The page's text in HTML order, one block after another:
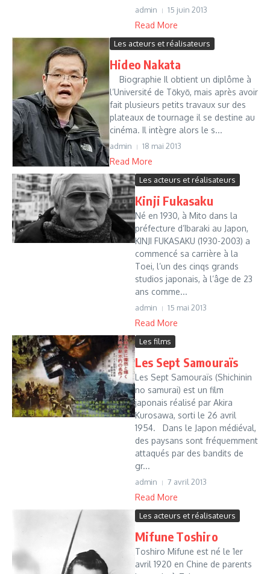
admin 15 juin 2013
Read More
Les acteurs et réalisateurs
Hideo Nakata
Biographie Il obtient un diplôme à
l’Université de Tōkyō, mais après avoir
fait plusieurs petits travaux sur des
plateaux de tournage il se destine au
cinéma. Il intègre alors le s...
admin 18 mai 2013
Read More
Les acteurs et réalisateurs
Kinji Fukasaku
Né en 1930, à Mito dans la
préfecture d’Ibaraki au Japon,
KINJI FUKASAKU (1930-2003) a
commencé sa carrière à la
Toei, l’un des cinqs grands
studios japonais, à l’âge de 23
ans comme...
admin 15 mai 2013
Read More
Les films
Les Sept Samouraïs
Les Sept Samouraïs (Shichinin
no samurai) est un film
japonais réalisé par Akira
Kurosawa, sorti le 26 avril
1954. Dans le Japon médiéval,
des paysans sont fréquemment
attaqués par des bandits de
gr...
admin 7 avril 2013
Read More
Les acteurs et réalisateurs
Mifune Toshiro
Toshiro Mifune est né le 1er
avril 1920 en Chine de parents